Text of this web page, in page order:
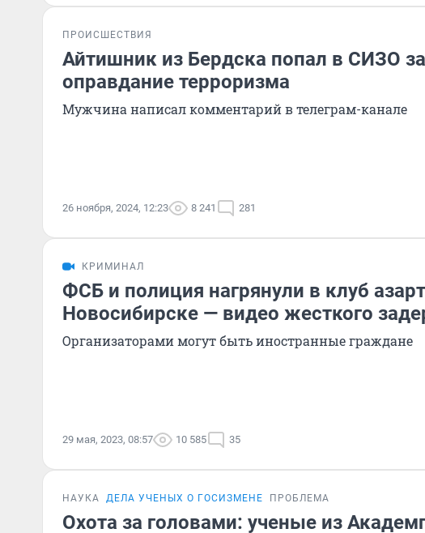
ПРОИСШЕСТВИЯ
Айтишник из Бердска попал в СИЗО за
оправдание терроризма
Мужчина написал комментарий в телеграм-канале
26 ноября, 2024, 12:23 8 241 281
КРИМИНАЛ
ФСБ и полиция нагрянули в клуб
Новосибирске — видео жесткого
Организаторами могут быть иностранные граждане
29 мая, 2023, 08:57 10 585 35
НАУКА ДЕЛА УЧЕНЫХ О ГОСИЗМЕНЕ ПРОБЛЕМА
Охота за головами: ученые из